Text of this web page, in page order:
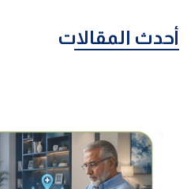
أحدث المقالات